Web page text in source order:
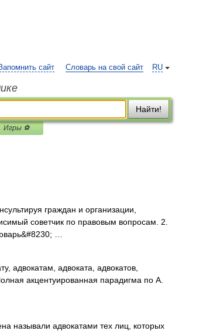
RU
сайт Словарь на свой сайт
Найти!
Игры ⚽
граждан и организации,
советчик по правовым вопросам. 2.
…
адвокатам, адвоката, адвокатов,
акцентуированная парадигма по А.
адвокатами тех лиц, которых